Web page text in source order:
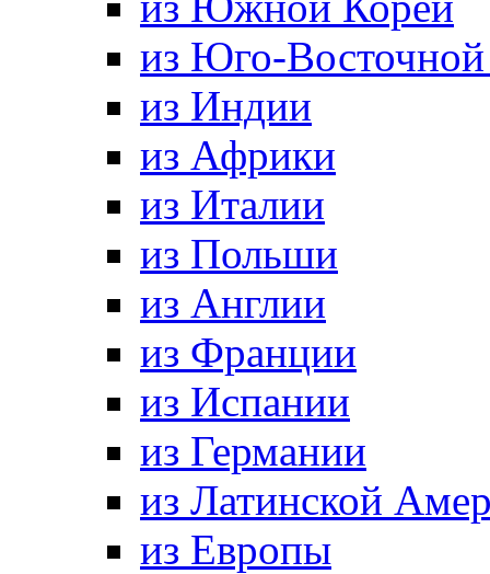
из Юго-
из Индии
из Африки
из Италии
из Польши
из Англии
из Франции
из Испании
из Германии
из Латинской
из Европы